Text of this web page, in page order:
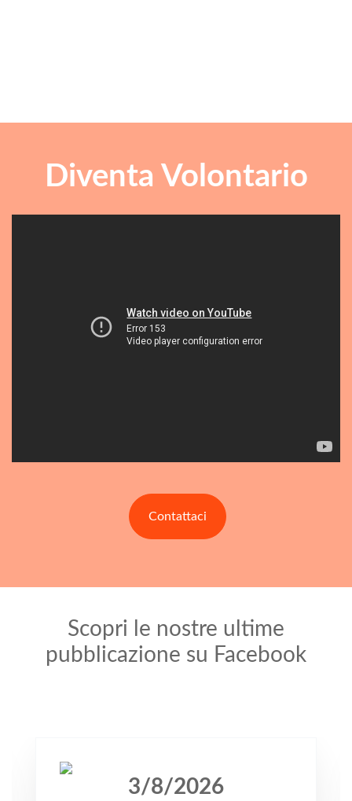
Diventa Volontario
Contattaci
Scopri le nostre ultime
pubblicazione su Facebook
3/8/2026